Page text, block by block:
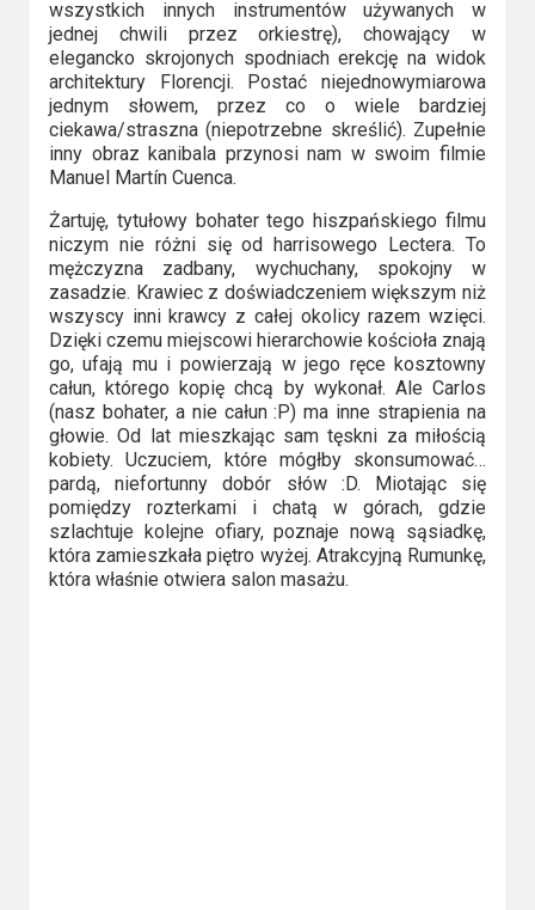
Korea
Południowa
Filmy
oparte
na
faktach
Thrillery
Streaming
Amazon
Prime
Video
Apple
TV
+
wszystkich innych instrumentów używanych w
jednej chwili przez orkiestrę), chowający w
elegancko skrojonych spodniach erekcję na widok
architektury Florencji. Postać niejednowymiarowa
jednym słowem, przez co o wiele bardziej
ciekawa/straszna (niepotrzebne skreślić). Zupełnie
inny obraz kanibala przynosi nam w swoim filmie
Manuel Martín Cuenca.
Żartuję, tytułowy bohater tego hiszpańskiego filmu
niczym nie różni się od harrisowego Lectera. To
mężczyzna zadbany, wychuchany, spokojny w
zasadzie. Krawiec z doświadczeniem większym niż
wszyscy inni krawcy z całej okolicy razem wzięci.
Dzięki czemu miejscowi hierarchowie kościoła znają
go, ufają mu i powierzają w jego ręce kosztowny
całun, którego kopię chcą by wykonał. Ale Carlos
(nasz bohater, a nie całun :P) ma inne strapienia na
głowie. Od lat mieszkając sam tęskni za miłością
kobiety. Uczuciem, które mógłby skonsumować…
pardą, niefortunny dobór słów :D. Miotając się
pomiędzy rozterkami i chatą w górach, gdzie
szlachtuje kolejne ofiary, poznaje nową sąsiadkę,
która zamieszkała piętro wyżej. Atrakcyjną Rumunkę,
która właśnie otwiera salon masażu.